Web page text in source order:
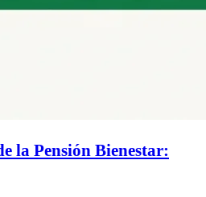
la Pensión Bienestar: